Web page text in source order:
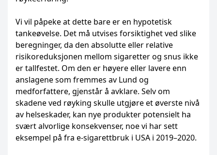
Vi vil påpeke at dette bare er en hypotetisk
tankeøvelse. Det må utvises forsiktighet ved slike
beregninger, da den absolutte eller relative
risikoreduksjonen mellom sigaretter og snus ikke
er tallfestet. Om den er høyere eller lavere enn
anslagene som fremmes av Lund og
medforfattere, gjenstår å avklare. Selv om
skadene ved røyking skulle utgjøre et øverste nivå
av helseskader, kan nye produkter potensielt ha
svært alvorlige konsekvenser, noe vi har sett
eksempel på fra e-sigarettbruk i USA i 2019–2020.